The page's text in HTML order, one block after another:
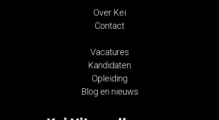
Over Kei
Contact
Vacatures
Kandidaten
Opleiding
Blog en nieuws